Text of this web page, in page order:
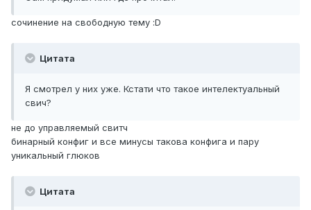
сочинение на свободную тему :D
Цитата
Я смотрел у них уже. Кстати что такое интелектуальный
свич?
не до управляемый свитч
бинарный конфиг и все минусы такова конфига и пару
уникальный глюков
Цитата